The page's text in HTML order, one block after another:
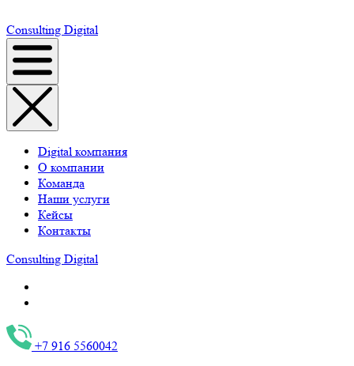
Consulting Digital
Digital компания
О компании
Команда
Наши услуги
Кейсы
Контакты
Consulting Digital
+7 916 5560042